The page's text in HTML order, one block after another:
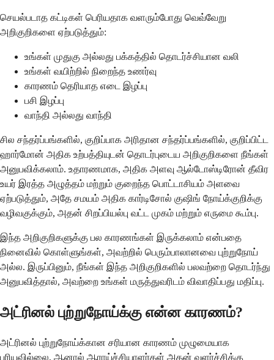
செயல்படாத கட்டிகள் பெரியதாக வளரும்போது வெவ்வேறு
அறிகுறிகளை ஏற்படுத்தும்:
உங்கள் முதுகு அல்லது பக்கத்தில் தொடர்ச்சியான வலி
உங்கள் வயிற்றில் நிறைந்த உணர்வு
காரணம் தெரியாத எடை இழப்பு
பசி இழப்பு
வாந்தி அல்லது வாந்தி
சில சந்தர்ப்பங்களில், குறிப்பாக அரிதான சந்தர்ப்பங்களில், குறிப்பிட்ட
ஹார்மோன் அதிக உற்பத்தியுடன் தொடர்புடைய அறிகுறிகளை நீங்கள்
அனுபவிக்கலாம். உதாரணமாக, அதிக அளவு ஆல்டோஸ்டிரோன் தீவிர
உயர் இரத்த அழுத்தம் மற்றும் குறைந்த பொட்டாசியம் அளவை
ஏற்படுத்தும், அதே சமயம் அதிக கார்டிசோல் குஷிங் நோய்க்குறிக்கு
வழிவகுக்கும், அதன் சிறப்பியல்பு வட்ட முகம் மற்றும் எருமை கூம்பு.
இந்த அறிகுறிகளுக்கு பல காரணங்கள் இருக்கலாம் என்பதை
நினைவில் கொள்ளுங்கள், அவற்றில் பெரும்பாலானவை புற்றுநோய்
அல்ல. இருப்பினும், நீங்கள் இந்த அறிகுறிகளில் பலவற்றை தொடர்ந்து
அனுபவித்தால், அவற்றை உங்கள் மருத்துவரிடம் விவாதிப்பது மதிப்பு.
அட்ரினல் புற்றுநோய்க்கு என்ன காரணம்?
அட்ரினல் புற்றுநோய்க்கான சரியான காரணம் முழுமையாக
புரியவில்லை, ஆனால் ஆராய்ச்சியாளர்கள் அதன் வளர்ச்சிக்கு